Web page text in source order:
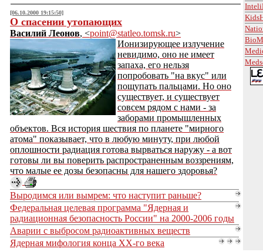
[06.10.2000 19:15:50]
О спасении утопающих
Василий Леонов, <point@statleo.tomsk.ru>
Ионизирующее излучение
невидимо, оно не имеет
запаха, его нельзя
попробовать "на вкус" или
пощупать пальцами. Но оно
существует, и существует
совсем рядом с нами - за
заборами промышленных
объектов. Вся история шествия по планете "мирного
атома" показывает, что в любую минуту, при любой
оплошности радиация готова вырваться наружу - а вот
готовы ли вы поверить распространенным воззрениям,
что малые ее дозы безопасны для нашего здоровья?
Выродимся или вымрем: что наступит раньше?
Федеральная целевая программа "Ядерная и
радиационная безопасность России" на 2000-2006 годы
Аварии с выбросом радиоактивных веществ
Ядерная мифология конца ХХ-го века